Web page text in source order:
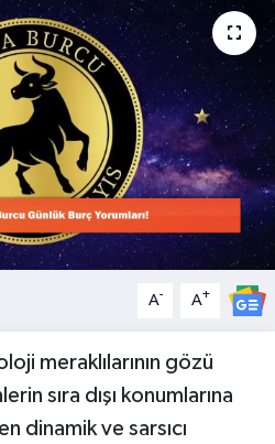
A- A+
meraklılarının gözü
sıra dışı konumlarına
dinamik ve sarsıcı